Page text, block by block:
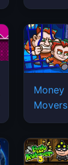
Money
Movers